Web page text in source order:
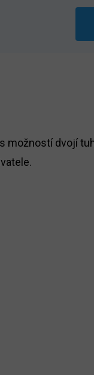
možností dvojí